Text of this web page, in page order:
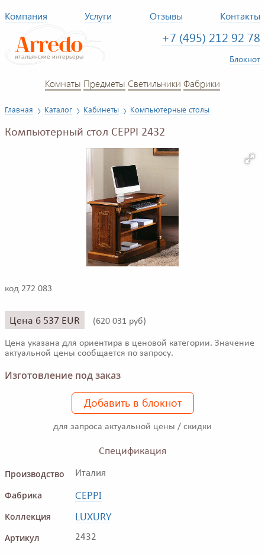
Компания Услуги Отзывы Контакты
+7 (495) 212 92 78
Блокнот
Комнаты Предметы Светильники Фабрики
Главная Каталог Кабинеты Компьютерные столы
Компьютерный стол CEPPI 2432
код 272 083
Цена 6 537 EUR (620 031 руб)
Цена указана для ориентира в ценовой категории. Значение
актуальной цены сообщается по запросу.
Изготовление под заказ
Добавить в блокнот
для запроса актуальной цены / скидки
Спецификация
Производство
Италия
Фабрика CEPPI
Коллекция LUXURY
Артикул 2432